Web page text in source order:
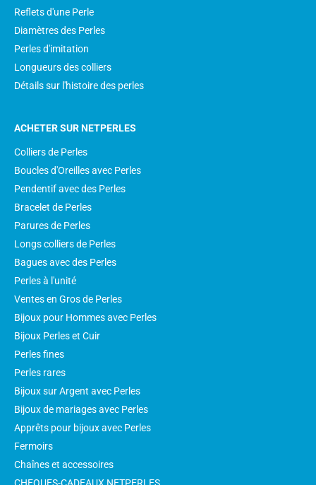
Reflets d'une Perle
Diamètres des Perles
Perles d'imitation
Longueurs des colliers
Détails sur l'histoire des perles
ACHETER SUR NETPERLES
Colliers de Perles
Boucles d'Oreilles avec Perles
Pendentif avec des Perles
Bracelet de Perles
Parures de Perles
Longs colliers de Perles
Bagues avec des Perles
Perles à l'unité
Ventes en Gros de Perles
Bijoux pour Hommes avec Perles
Bijoux Perles et Cuir
Perles fines
Perles rares
Bijoux sur Argent avec Perles
Bijoux de mariages avec Perles
Apprêts pour bijoux avec Perles
Fermoirs
Chaînes et accessoires